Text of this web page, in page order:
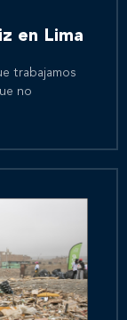
en Lima
trabajamos
no